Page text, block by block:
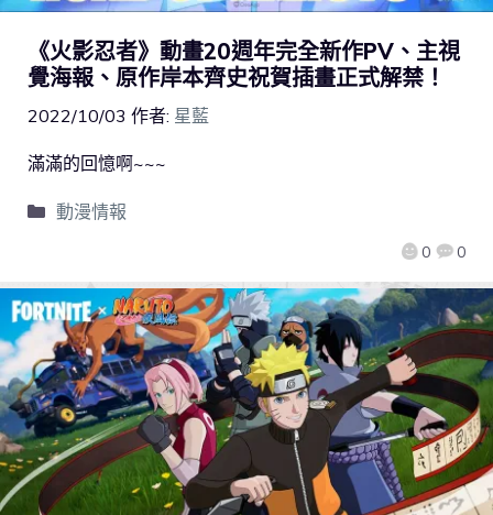
《火影忍者》動畫20週年完全新作PV、主視
覺海報、原作岸本齊史祝賀插畫正式解禁！
2022/10/03 作者: 星藍
0 0
滿滿的回憶啊~~~
動漫情報